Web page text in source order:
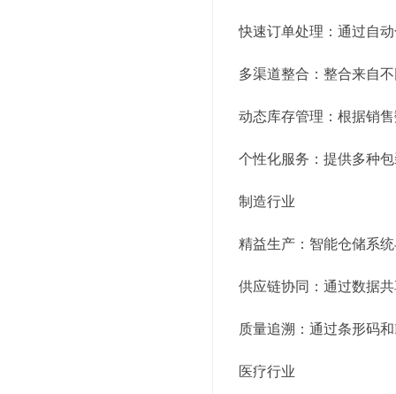
快速订单处理：通过自
多渠道整合：整合来自
动态库存管理：根据销
个性化服务：提供多种
制造行业
精益生产：智能仓储系
供应链协同：通过数据
质量追溯：通过条形码
医疗行业